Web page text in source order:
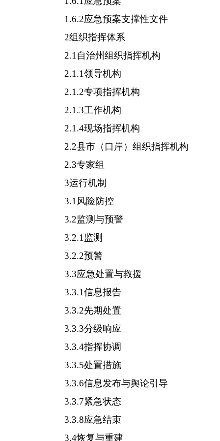
1.6.2应急预案支撑性文件
2组织指挥体系
2.1自治州组织指挥机构
2.1.1领导机构
2.1.2专项指挥机构
2.1.3工作机构
2.1.4现场指挥机构
2.2县市（口岸）组织指挥机构
2.3专家组
3运行机制
3.1风险防控
3.2监测与预警
3.2.1监测
3.2.2预警
3.3应急处置与救援
3.3.1信息报告
3.3.2先期处置
3.3.3分级响应
3.3.4指挥协调
3.3.5处置措施
3.3.6信息发布与舆论引导
3.3.7紧急状态
3.3.8应急结束
3.4恢复与重建